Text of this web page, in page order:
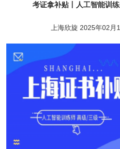
考证拿补贴丨人工智能训
上海欣旋 2025年02